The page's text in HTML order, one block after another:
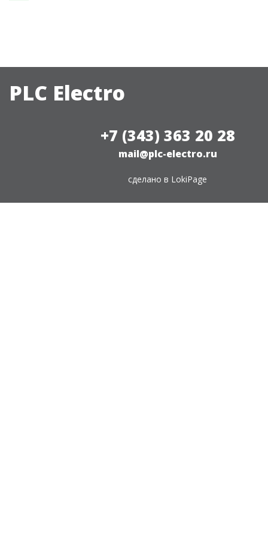
PLC Electro
+7 (343) 363 20 28
mail@plc-electro.ru
сделано в LokiPage